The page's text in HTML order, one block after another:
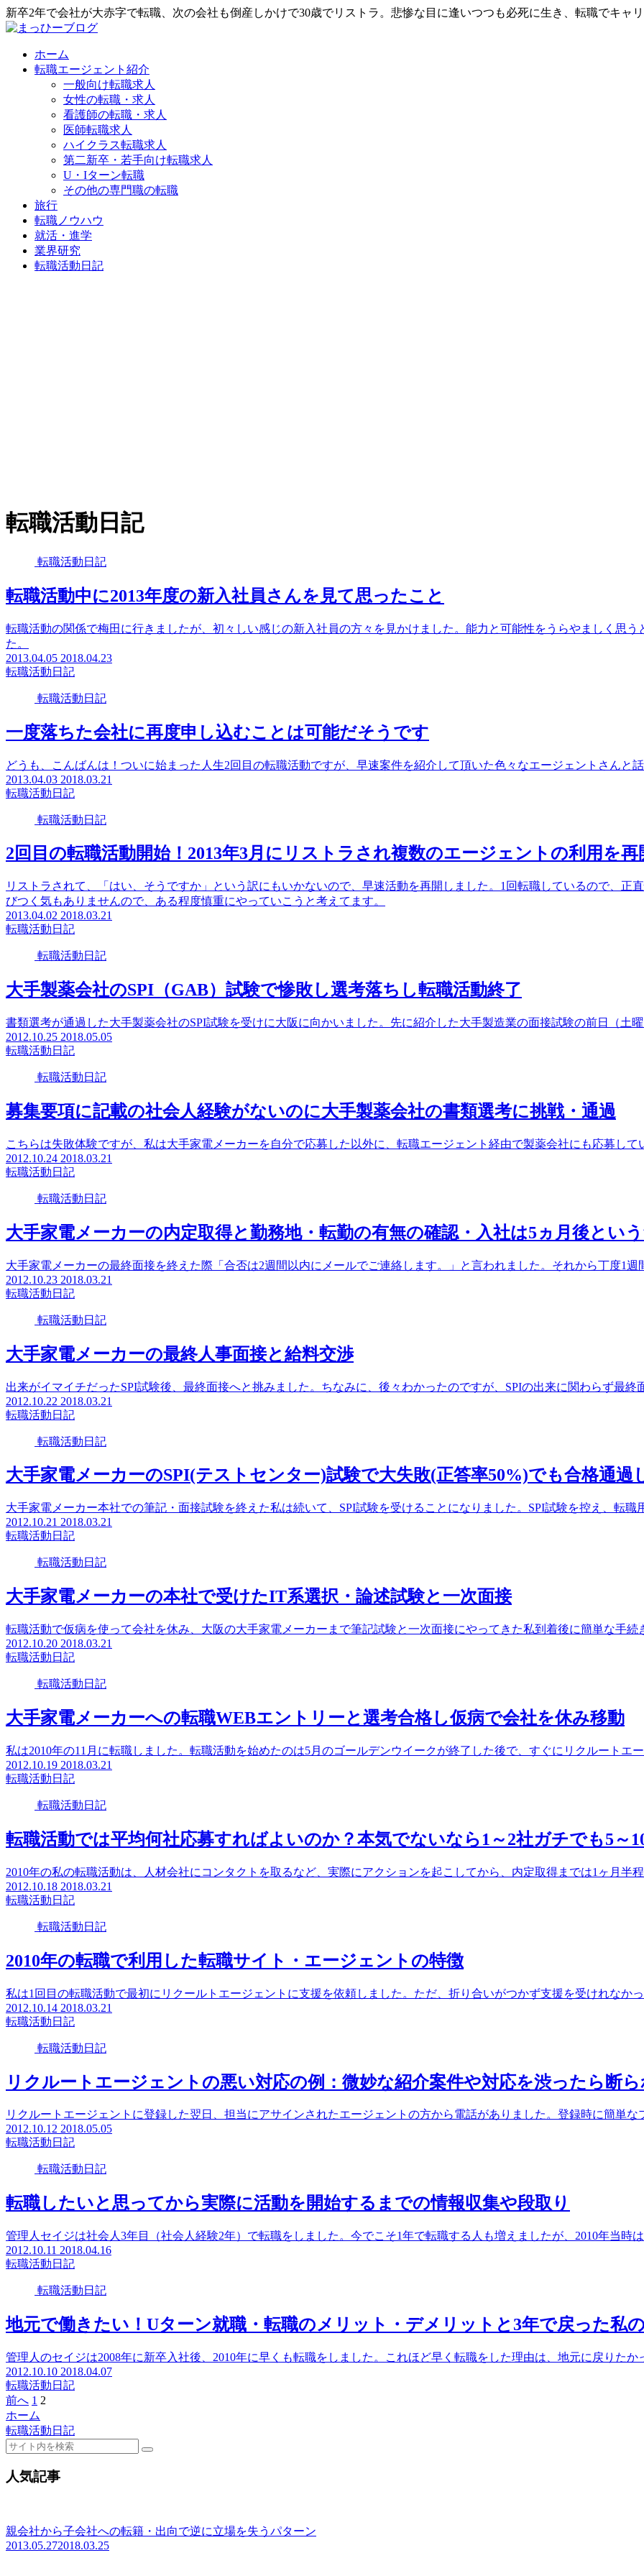
新卒2年で会社が大赤字で転職、次の会社も倒産しかけで30歳でリストラ。悲惨な目に逢いつつも必死に生き、転職でキャ
ホーム
転職エージェント紹介
一般向け転職求人
女性の転職・求人
看護師の転職・求人
医師転職求人
ハイクラス転職求人
第二新卒・若手向け転職求人
U・Iターン転職
その他の専門職の転職
旅行
転職ノウハウ
就活・進学
業界研究
転職活動日記
転職活動日記
転職活動日記
転職活動中に2013年度の新入社員さんを見て思ったこと
転職活動の関係で梅田に行きましたが、初々しい感じの新入社員の方々を見かけました。能力と可能性をうらやましく思
た。
2013.04.05 2018.04.23
転職活動日記
転職活動日記
一度落ちた会社に再度申し込むことは可能だそうです
どうも、こんばんは！ついに始まった人生2回目の転職活動ですが、早速案件を紹介して頂いた色々なエージェントさんと
2013.04.03 2018.03.21
転職活動日記
転職活動日記
2回目の転職活動開始！2013年3月にリストラされ複数のエージェントの利用を再
リストラされて、「はい、そうですか」という訳にもいかないので、早速活動を再開しました。1回転職しているので、正
びつく気もありませんので、ある程度慎重にやっていこうと考えてます。
2013.04.02 2018.03.21
転職活動日記
転職活動日記
大手製薬会社のSPI（GAB）試験で惨敗し選考落ちし転職活動終了
書類選考が通過した大手製薬会社のSPI試験を受けに大阪に向かいました。先に紹介した大手製造業の面接試験の前日（土
2012.10.25 2018.05.05
転職活動日記
転職活動日記
募集要項に記載の社会人経験がないのに大手製薬会社の書類選考に挑戦・通過
こちらは失敗体験ですが、私は大手家電メーカーを自分で応募した以外に、転職エージェント経由で製薬会社にも応募して
2012.10.24 2018.03.21
転職活動日記
転職活動日記
大手家電メーカーの内定取得と勤務地・転勤の有無の確認・入社は5ヵ月後とい
大手家電メーカーの最終面接を終えた際「合否は2週間以内にメールでご連絡します。」と言われました。それから丁度1週
2012.10.23 2018.03.21
転職活動日記
転職活動日記
大手家電メーカーの最終人事面接と給料交渉
出来がイマイチだったSPI試験後、最終面接へと挑みました。ちなみに、後々わかったのですが、SPIの出来に関わらず最終
2012.10.22 2018.03.21
転職活動日記
転職活動日記
大手家電メーカーのSPI(テストセンター)試験で大失敗(正答率50%)でも合格通過
大手家電メーカー本社での筆記・面接試験を終えた私は続いて、SPI試験を受けることになりました。SPI試験を控え、転職
2012.10.21 2018.03.21
転職活動日記
転職活動日記
大手家電メーカーの本社で受けたIT系選択・論述試験と一次面接
転職活動で仮病を使って会社を休み、大阪の大手家電メーカーまで筆記試験と一次面接にやってきた私到着後に簡単な手続
2012.10.20 2018.03.21
転職活動日記
転職活動日記
大手家電メーカーへの転職WEBエントリーと選考合格し仮病で会社を休み移動
私は2010年の11月に転職しました。転職活動を始めたのは5月のゴールデンウイークが終了した後で、すぐにリクルートエ
2012.10.19 2018.03.21
転職活動日記
転職活動日記
転職活動では平均何社応募すればよいのか？本気でないなら1～2社ガチでも5～
2010年の私の転職活動は、人材会社にコンタクトを取るなど、実際にアクションを起こしてから、内定取得までは1ヶ月半
2012.10.18 2018.03.21
転職活動日記
転職活動日記
2010年の転職で利用した転職サイト・エージェントの特徴
私は1回目の転職活動で最初にリクールトエージェントに支援を依頼しました。ただ、折り合いがつかず支援を受けれなか
2012.10.14 2018.03.21
転職活動日記
転職活動日記
リクルートエージェントの悪い対応の例：微妙な紹介案件や対応を渋ったら断
リクルートエージェントに登録した翌日、担当にアサインされたエージェントの方から電話がありました。登録時に簡単な
2012.10.12 2018.05.05
転職活動日記
転職活動日記
転職したいと思ってから実際に活動を開始するまでの情報収集や段取り
管理人セイジは社会人3年目（社会人経験2年）で転職をしました。今でこそ1年で転職する人も増えましたが、2010年当時
2012.10.11 2018.04.16
転職活動日記
転職活動日記
地元で働きたい！Uターン就職・転職のメリット・デメリットと3年で戻った私
管理人のセイジは2008年に新卒入社後、2010年に早くも転職をしました。これほど早く転職をした理由は、地元に戻りたか
2012.10.10 2018.04.07
転職活動日記
前へ 1 2
ホーム
転職活動日記
人気記事
親会社から子会社への転籍・出向で逆に立場を失うパターン
2013.05.272018.03.25